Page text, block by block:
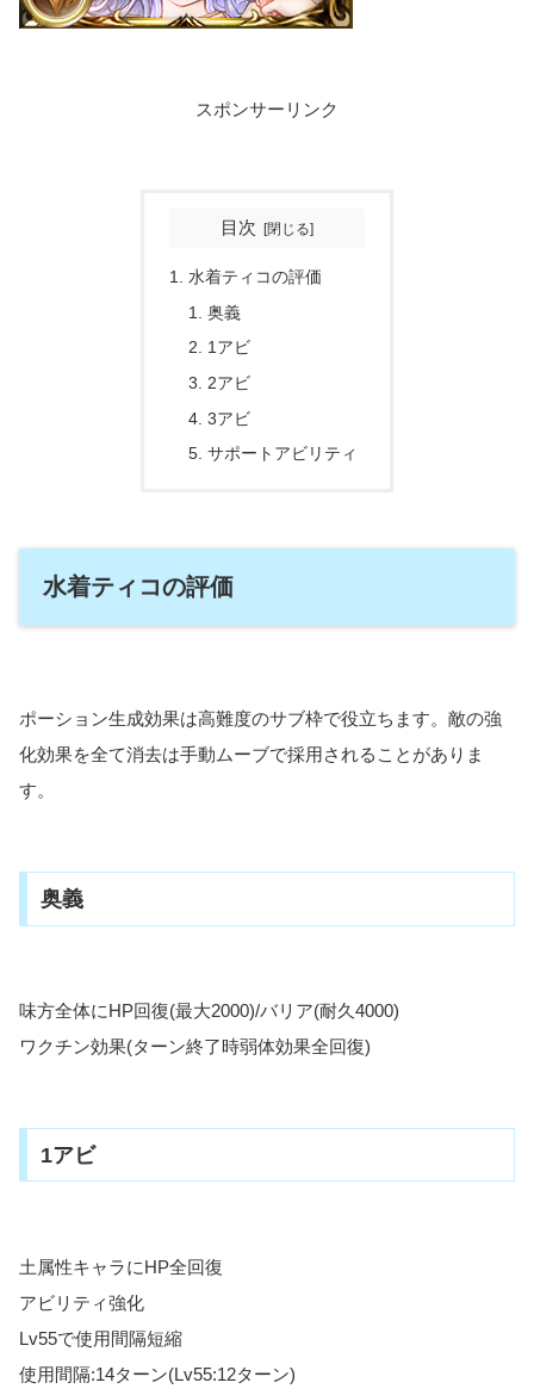
スポンサーリンク
目次
水着ティコの評価
奥義
1アビ
2アビ
3アビ
サポートアビリティ
水着ティコの評価
ポーション生成効果は高難度のサブ枠で役立ちます。敵の強
化効果を全て消去は手動ムーブで採用されることがありま
す。
奥義
味方全体にHP回復(最大2000)/バリア(耐久4000)
ワクチン効果(ターン終了時弱体効果全回復)
1アビ
土属性キャラにHP全回復
アビリティ強化
Lv55で使用間隔短縮
使用間隔:14ターン(Lv55:12ターン)